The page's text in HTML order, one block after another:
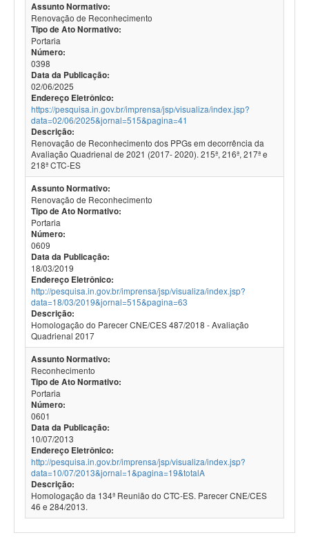
Assunto Normativo:
Renovação de Reconhecimento
Tipo de Ato Normativo:
Portaria
Número:
0398
Data da Publicação:
02/06/2025
Endereço Eletrônico:
https://pesquisa.in.gov.br/imprensa/jsp/visualiza/index.jsp?
data=02/06/2025&jornal=515&pagina=41
Descrição:
Renovação de Reconhecimento dos PPGs em decorrência da
Avaliação Quadrienal de 2021 (2017- 2020). 215ª, 216ª, 217ª e
218ª CTC-ES
Assunto Normativo:
Renovação de Reconhecimento
Tipo de Ato Normativo:
Portaria
Número:
0609
Data da Publicação:
18/03/2019
Endereço Eletrônico:
http://pesquisa.in.gov.br/imprensa/jsp/visualiza/index.jsp?
data=18/03/2019&jornal=515&pagina=63
Descrição:
Homologação do Parecer CNE/CES 487/2018 - Avaliação
Quadrienal 2017
Assunto Normativo:
Reconhecimento
Tipo de Ato Normativo:
Portaria
Número:
0601
Data da Publicação:
10/07/2013
Endereço Eletrônico:
http://pesquisa.in.gov.br/imprensa/jsp/visualiza/index.jsp?
data=10/07/2013&jornal=1&pagina=19&totalA
Descrição:
Homologação da 134ª Reunião do CTC-ES. Parecer CNE/CES
46 e 284/2013.